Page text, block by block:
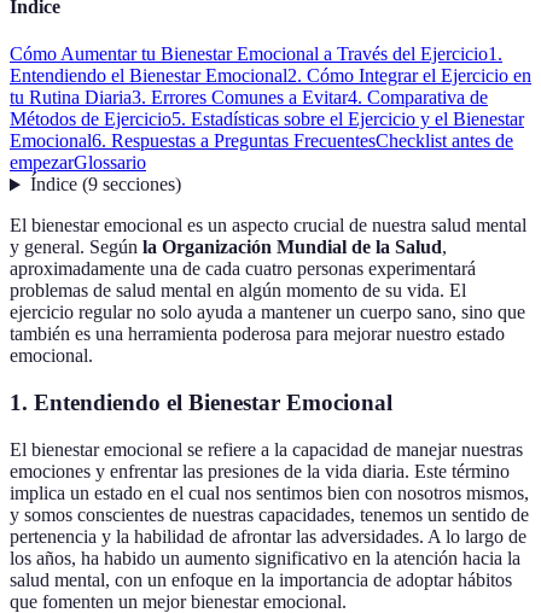
Índice
Cómo Aumentar tu Bienestar Emocional a Través del Ejercicio1.
Entendiendo el Bienestar Emocional2. Cómo Integrar el Ejercicio en
tu Rutina Diaria3. Errores Comunes a Evitar4. Comparativa de
Métodos de Ejercicio5. Estadísticas sobre el Ejercicio y el Bienestar
Emocional6. Respuestas a Preguntas FrecuentesChecklist antes de
empezarGlossario
Índice(9 secciones)
El bienestar emocional es un aspecto crucial de nuestra salud mental
y general. Según la Organización Mundial de la Salud,
aproximadamente una de cada cuatro personas experimentará
problemas de salud mental en algún momento de su vida. El
ejercicio regular no solo ayuda a mantener un cuerpo sano, sino que
también es una herramienta poderosa para mejorar nuestro estado
emocional.
1. Entendiendo el Bienestar Emocional
El bienestar emocional se refiere a la capacidad de manejar nuestras
emociones y enfrentar las presiones de la vida diaria. Este término
implica un estado en el cual nos sentimos bien con nosotros mismos,
y somos conscientes de nuestras capacidades, tenemos un sentido de
pertenencia y la habilidad de afrontar las adversidades. A lo largo de
los años, ha habido un aumento significativo en la atención hacia la
salud mental, con un enfoque en la importancia de adoptar hábitos
que fomenten un mejor bienestar emocional.